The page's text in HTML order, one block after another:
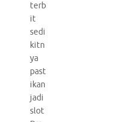
terb
it
sedi
kitn
ya
past
ikan
jadi
slot